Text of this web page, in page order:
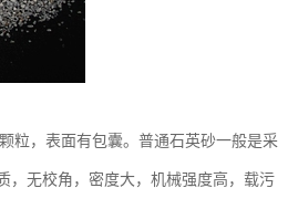
粒，表面有包囊。普通石英砂一般是采
，无校角，密度大，机械强度高，载污